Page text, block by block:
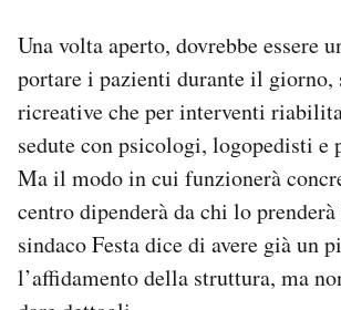
Una volta aperto, dovrebbe essere
portare i pazienti durante il
ricreative che per interventi
sedute con psicologi, logopedisti
Ma il modo in cui funzionerà
centro dipenderà da chi lo
sindaco Festa dice di avere già un
l’affidamento della struttura, ma